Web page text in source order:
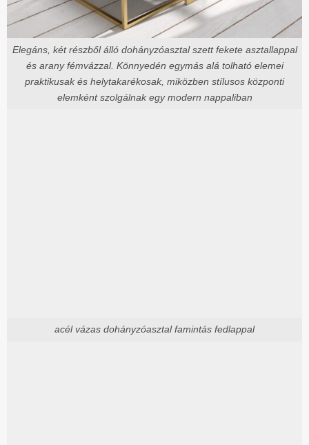
Elegáns, két részből álló dohányzóasztal szett fekete asztallappal
és arany fémvázzal. Könnyedén egymás alá tolható elemei
praktikusak és helytakarékosak, miközben stílusos központi
elemként szolgálnak egy modern nappaliban
acél vázas dohányzóasztal famintás fedlappal